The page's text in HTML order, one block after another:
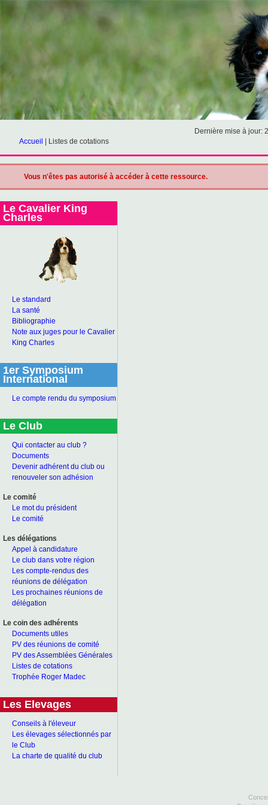
Accueil Listes de cotations
Dernière mise à jour:
Vous n'êtes pas autorisé à accéder à cette ressource.
Le Cavalier King
Charles
Le standard
La santé
Bibliographie
Note aux juges pour le Cavalier
King Charles
1er Symposium
International
Le compte rendu du symposium
Le Club
Qui contacter au club ?
Documents
Devenir adhérent du club ou
renouveler son adhésion
Le comité
Le mot du président
Le comité
Les délégations
Appel à candidature
Le club dans votre région
Les compte-rendus des
réunions de délégation
Les prochaines réunions de
délégation
Le coin des adhérents
Documents utiles
PV des réunions de comité
PV des Assemblées Générales
Listes de cotations
Trophée Roger Madec
Les Elevages
Conseils à l'éleveur
Les élevages sélectionnés par
le Club
La charte de qualité du club